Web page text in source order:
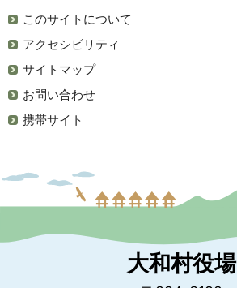
このサイトについて
アクセシビリティ
サイトマップ
お問い合わせ
携帯サイト
大和村役場